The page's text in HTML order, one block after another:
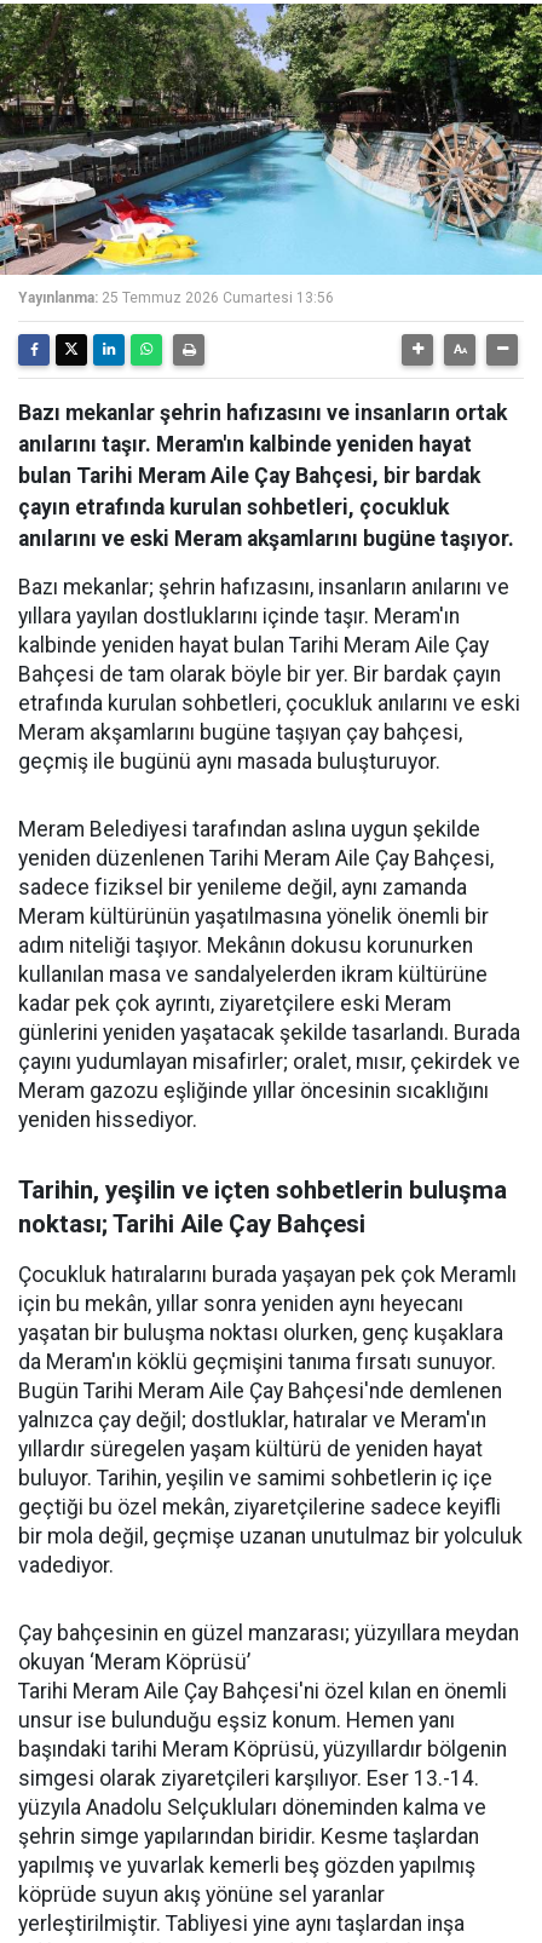
Yayınlanma: 25 Temmuz 2026 Cumartesi 13:56
Bazı mekanlar şehrin hafızasını ve insanların ortak
anılarını taşır. Meram'ın kalbinde yeniden hayat
bulan Tarihi Meram Aile Çay Bahçesi, bir bardak
çayın etrafında kurulan sohbetleri, çocukluk
anılarını ve eski Meram akşamlarını bugüne taşıyor.
Bazı mekanlar; şehrin hafızasını, insanların anılarını ve
yıllara yayılan dostluklarını içinde taşır. Meram'ın
kalbinde yeniden hayat bulan Tarihi Meram Aile Çay
Bahçesi de tam olarak böyle bir yer. Bir bardak çayın
etrafında kurulan sohbetleri, çocukluk anılarını ve eski
Meram akşamlarını bugüne taşıyan çay bahçesi,
geçmiş ile bugünü aynı masada buluşturuyor.
Meram Belediyesi tarafından aslına uygun şekilde
yeniden düzenlenen Tarihi Meram Aile Çay Bahçesi,
sadece fiziksel bir yenileme değil, aynı zamanda
Meram kültürünün yaşatılmasına yönelik önemli bir
adım niteliği taşıyor. Mekânın dokusu korunurken
kullanılan masa ve sandalyelerden ikram kültürüne
kadar pek çok ayrıntı, ziyaretçilere eski Meram
günlerini yeniden yaşatacak şekilde tasarlandı. Burada
çayını yudumlayan misafirler; oralet, mısır, çekirdek ve
Meram gazozu eşliğinde yıllar öncesinin sıcaklığını
yeniden hissediyor.
Tarihin, yeşilin ve içten sohbetlerin buluşma
noktası; Tarihi Aile Çay Bahçesi
Çocukluk hatıralarını burada yaşayan pek çok Meramlı
için bu mekân, yıllar sonra yeniden aynı heyecanı
yaşatan bir buluşma noktası olurken, genç kuşaklara
da Meram'ın köklü geçmişini tanıma fırsatı sunuyor.
Bugün Tarihi Meram Aile Çay Bahçesi'nde demlenen
yalnızca çay değil; dostluklar, hatıralar ve Meram'ın
yıllardır süregelen yaşam kültürü de yeniden hayat
buluyor. Tarihin, yeşilin ve samimi sohbetlerin iç içe
geçtiği bu özel mekân, ziyaretçilerine sadece keyifli
bir mola değil, geçmişe uzanan unutulmaz bir yolculuk
vadediyor.
Çay bahçesinin en güzel manzarası; yüzyıllara meydan
okuyan ‘Meram Köprüsü’
Tarihi Meram Aile Çay Bahçesi'ni özel kılan en önemli
unsur ise bulunduğu eşsiz konum. Hemen yanı
başındaki tarihi Meram Köprüsü, yüzyıllardır bölgenin
simgesi olarak ziyaretçileri karşılıyor. Eser 13.-14.
yüzyıla Anadolu Selçukluları döneminden kalma ve
şehrin simge yapılarından biridir. Kesme taşlardan
yapılmış ve yuvarlak kemerli beş gözden yapılmış
köprüde suyun akış yönüne sel yaranlar
yerleştirilmiştir. Tabliyesi yine aynı taşlardan inşa